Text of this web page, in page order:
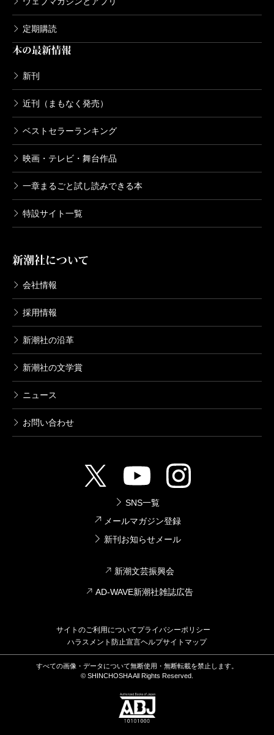
定期購読
本の最新情報
新刊
近刊（まもなく発売）
ベストセラーランキング
映画・テレビ・舞台作品
一章まるごと試し読みできる本
特設サイト一覧
新潮社について
会社情報
採用情報
新潮社の沿革
新潮社の文学賞
ニュース
お問い合わせ
SNS一覧
メールマガジン登録
新刊お知らせメール
新潮文芸振興会
AD-WAVE新潮社雑誌広告
サイトのご利用についてプライバシーポリシー
ハラスメント防止宣言ヘルプサイトマップ
すべての画像・データについて無断使用・無断転載を禁止します。
© SHINCHOSHA All Rights Reserved.